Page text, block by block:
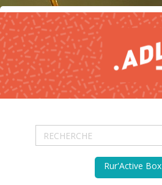
Rur'Active Box